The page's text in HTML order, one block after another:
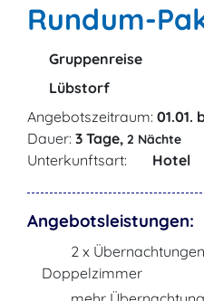
Rundum-
Gruppenreise
Lübstorf
Angebotszeitraum: 01.01.
Dauer: 3 Tage, 2 Nächte
Unterkunftsart: Hotel
Angebotsleistungen:
2 x
Doppelzimmer